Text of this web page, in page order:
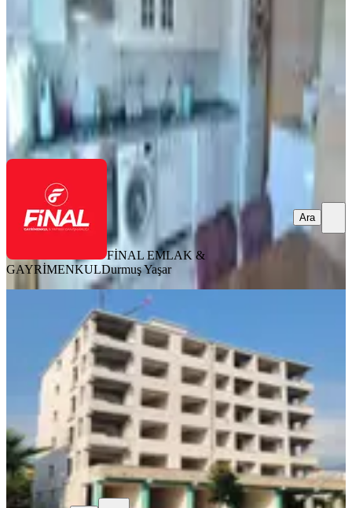
160 m² 02.08.2026
FİNAL EMLAK & GAYRİMENKUL Durmuş Yaşar
Ara
FİNAL EMLAK &
GAYRİMENKULDurmuş Yaşar
Ara
Osmaniye Devlet Bahçeli Bulv.
Lüks4+1 | Aralık 2026 Teslim
Merkez, Yedi Ocak Mahallesi
4+1·175 m² · 2. Kat· 31.07.2026
8.500.000 ₺
sercan güneş
Ara